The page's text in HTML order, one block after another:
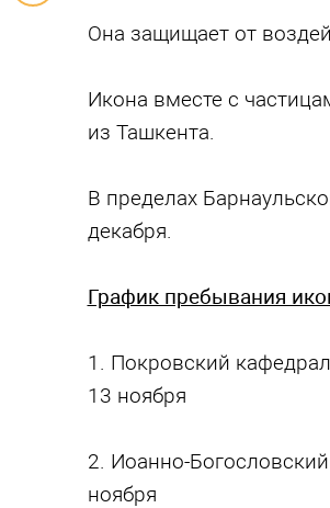
Она защищает от
Икона вместе с
из Ташкента.
В пределах
декабря.
График пребывания
1. Покровский
13 ноября
2. Иоанно-
ноября